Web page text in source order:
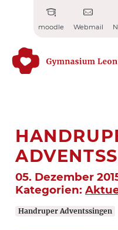
moodle Webmail
05. Dezember
Kategorien:
Handruper Adventssingen